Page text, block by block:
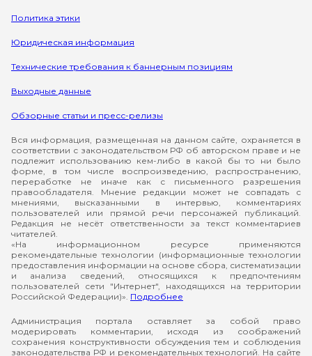
Политика этики
Юридическая информация
Технические требования к баннерным позициям
Выходные данные
Обзорные статьи и пресс-релизы
Вся информация, размещенная на данном сайте, охраняется в
соответствии с законодательством РФ об авторском праве и не
подлежит использованию кем-либо в какой бы то ни было
форме, в том числе воспроизведению, распространению,
переработке не иначе как с письменного разрешения
правообладателя. Мнение редакции может не совпадать с
мнениями, высказанными в интервью, комментариях
пользователей или прямой речи персонажей публикаций.
Редакция не несёт ответственности за текст комментариев
читателей.
«На информационном ресурсе применяются
рекомендательные технологии (информационные технологии
предоставления информации на основе сбора, систематизации
и анализа сведений, относящихся к предпочтениям
пользователей сети "Интернет", находящихся на территории
Российской Федерации)». Подробнее
Администрация портала оставляет за собой право
модерировать комментарии, исходя из соображений
сохранения конструктивности обсуждения тем и соблюдения
законодательства РФ и рекомендательных технологий. На сайте